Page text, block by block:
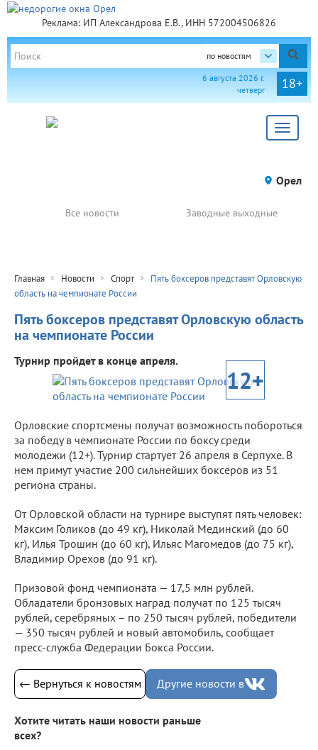
Реклама: ИП Александрова Е.В., ИНН 572004506826
по новостям
18+
6 августа 2026 г.
четверг
Toggle
Орел
Все новости Заводные выходные
Главная Новости Спорт
Пять боксеров представят Орловскую
область на чемпионате России
Пять боксеров представят Орловскую область
на чемпионате России
Турнир пройдет в конце апреля.
12+
Орловские спортсмены получат возможность побороться
за победу в чемпионате России по боксу среди
молодежи (12+). Турнир стартует 26 апреля в Серпухе. В
нем примут участие 200 сильнейших боксеров из 51
региона страны.
От Орловской области на турнире выступят пять человек:
Максим Голиков (до 49 кг), Николай Мединский (до 60
кг), Илья Трошин (до 60 кг), Ильяс Магомедов (до 75 кг),
Владимир Орехов (до 91 кг).
Призовой фонд чемпионата — 17,5 млн рублей.
Обладатели бронзовых наград получат по 125 тысяч
рублей, серебряных – по 250 тысяч рублей, победители
— 350 тысяч рублей и новый автомобиль, сообщает
пресс-служба Федерации Бокса России.
← Вернуться к новостям Другие новости в
Хотите читать наши новости раньше
всех?